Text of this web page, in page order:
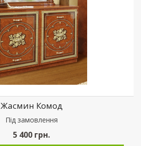
Жасмин Комод
Пiд замовлення
5 400 грн.